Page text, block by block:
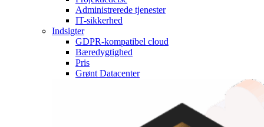
Administrerede tjenester
IT-sikkerhed
Indsigter
GDPR-kompatibel cloud
Bæredygtighed
Pris
Grønt Datacenter